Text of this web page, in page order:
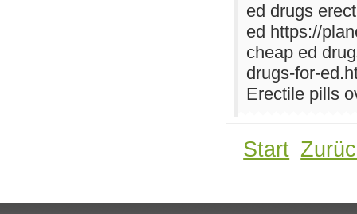
ed drugs
ed https://
cheap ed
drugs-for-
Erectile pills
Start